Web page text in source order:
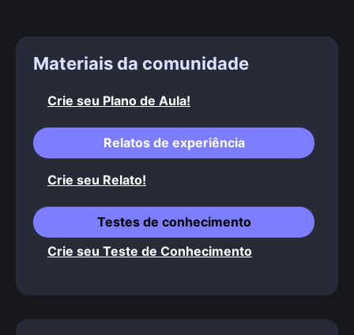
Materiais da comunidade
Crie seu Plano de Aula!
Relatos de experiência
Crie seu Relato!
Testes de conhecimento
Crie seu Teste de Conhecimento